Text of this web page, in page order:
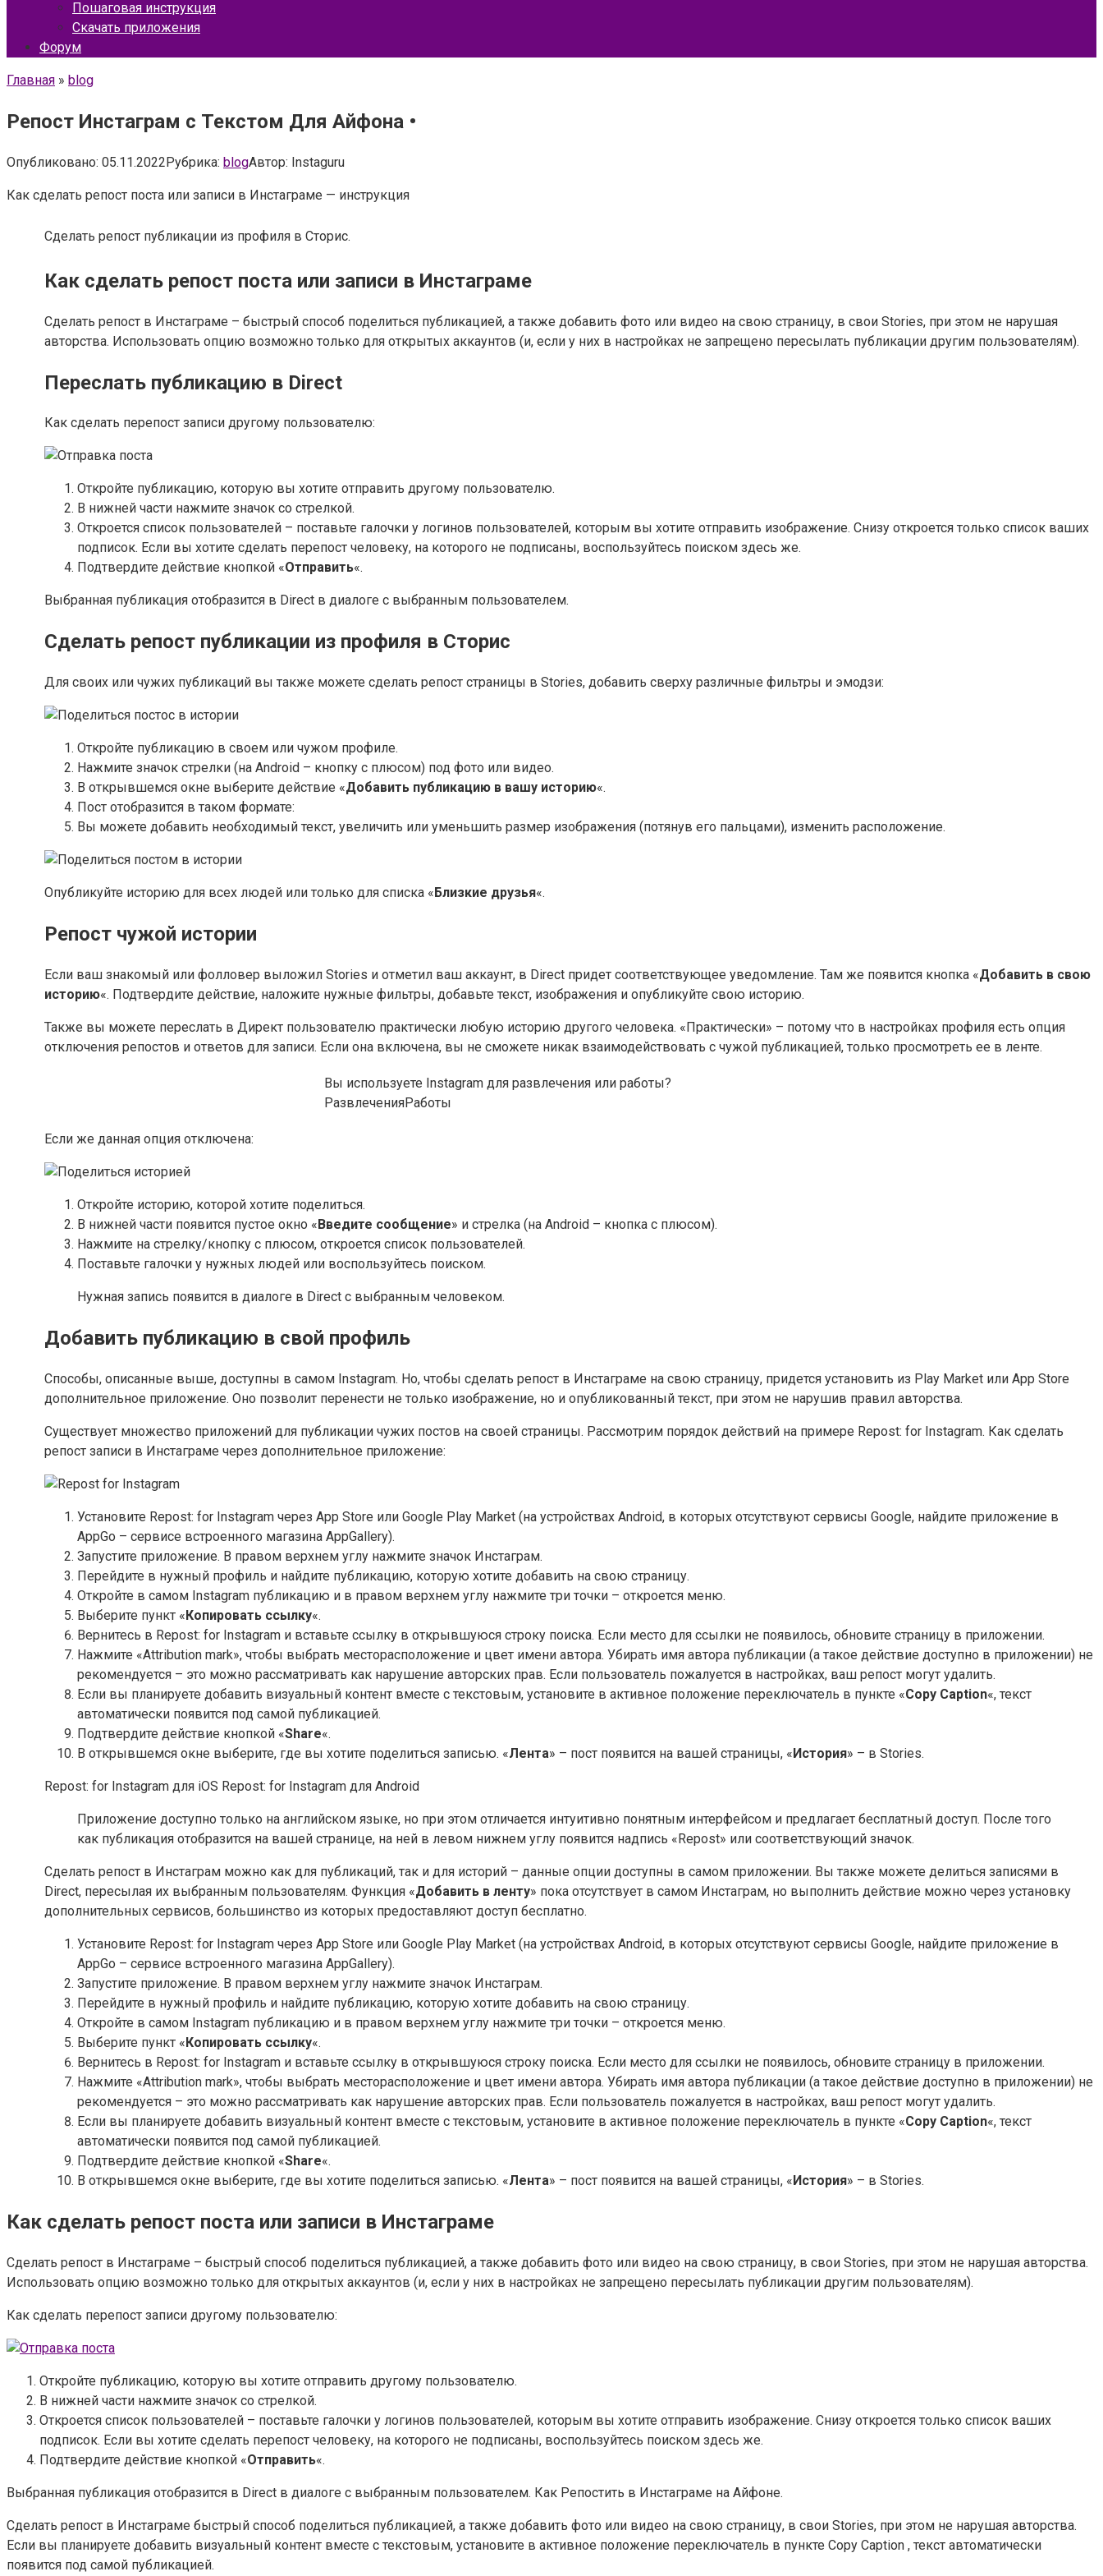
Пошаговая инструкция
Скачать приложения
Форум
Главная » blog
Репост Инстаграм с Текстом Для Айфона •
Опубликовано: 05.11.2022Рубрика: blogАвтор: Instaguru
Как сделать репост поста или записи в Инстаграме — инструкция
Сделать репост публикации из профиля в Сторис.
Как сделать репост поста или записи в Инстаграме
Сделать репост в Инстаграме – быстрый способ поделиться публикацией, а также добавить фото или видео на свою страницу, в свои Stories, при этом не нарушая
авторства. Использовать опцию возможно только для открытых аккаунтов (и, если у них в настройках не запрещено пересылать публикации другим пользователям).
Переслать публикацию в Direct
Как сделать перепост записи другому пользователю:
Откройте публикацию, которую вы хотите отправить другому пользователю.
В нижней части нажмите значок со стрелкой.
Откроется список пользователей – поставьте галочки у логинов пользователей, которым вы хотите отправить изображение. Снизу откроется только список ваших
подписок. Если вы хотите сделать перепост человеку, на которого не подписаны, воспользуйтесь поиском здесь же.
Подтвердите действие кнопкой «Отправить«.
Выбранная публикация отобразится в Direct в диалоге с выбранным пользователем.
Сделать репост публикации из профиля в Сторис
Для своих или чужих публикаций вы также можете сделать репост страницы в Stories, добавить сверху различные фильтры и эмодзи:
Откройте публикацию в своем или чужом профиле.
Нажмите значок стрелки (на Android – кнопку с плюсом) под фото или видео.
В открывшемся окне выберите действие «Добавить публикацию в вашу историю«.
Пост отобразится в таком формате:
Вы можете добавить необходимый текст, увеличить или уменьшить размер изображения (потянув его пальцами), изменить расположение.
Опубликуйте историю для всех людей или только для списка « Близкие друзья«.
Репост чужой истории
Если ваш знакомый или фолловер выложил Stories и отметил ваш аккаунт, в Direct придет соответствующее уведомление. Там же появится кнопка «Добавить в свою
историю«. Подтвердите действие, наложите нужные фильтры, добавьте текст, изображения и опубликуйте свою историю.
Также вы можете переслать в Директ пользователю практически любую историю другого человека. «Практически» – потому что в настройках профиля есть опция
отключения репостов и ответов для записи. Если она включена, вы не сможете никак взаимодействовать с чужой публикацией, только просмотреть ее в ленте.
Вы используете Instagram для развлечения или работы?
РазвлеченияРаботы
Если же данная опция отключена:
Откройте историю, которой хотите поделиться.
В нижней части появится пустое окно «Введите сообщение» и стрелка (на Android – кнопка с плюсом).
Нажмите на стрелку/кнопку с плюсом, откроется список пользователей.
Поставьте галочки у нужных людей или воспользуйтесь поиском.
Нужная запись появится в диалоге в Direct с выбранным человеком.
Добавить публикацию в свой профиль
Способы, описанные выше, доступны в самом Instagram. Но, чтобы сделать репост в Инстаграме на свою страницу, придется установить из Play Market или App Store
дополнительное приложение. Оно позволит перенести не только изображение, но и опубликованный текст, при этом не нарушив правил авторства.
Существует множество приложений для публикации чужих постов на своей страницы. Рассмотрим порядок действий на примере Repost: for Instagram. Как сделать
репост записи в Инстаграме через дополнительное приложение:
Установите Repost: for Instagram через App Store или Google Play Market (на устройствах Android, в которых отсутствуют сервисы Google, найдите приложение в
AppGo – сервисе встроенного магазина AppGallery).
Запустите приложение. В правом верхнем углу нажмите значок Инстаграм.
Перейдите в нужный профиль и найдите публикацию, которую хотите добавить на свою страницу.
Откройте в самом Instagram публикацию и в правом верхнем углу нажмите три точки – откроется меню.
Выберите пункт «Копировать ссылку«.
Вернитесь в Repost: for Instagram и вставьте ссылку в открывшуюся строку поиска. Если место для ссылки не появилось, обновите страницу в приложении.
Нажмите «Attribution mark», чтобы выбрать месторасположение и цвет имени автора. Убирать имя автора публикации (а такое действие доступно в приложении) не
рекомендуется – это можно рассматривать как нарушение авторских прав. Если пользователь пожалуется в настройках, ваш репост могут удалить.
Если вы планируете добавить визуальный контент вместе с текстовым, установите в активное положение переключатель в пункте «Copy Caption«, текст
автоматически появится под самой публикацией.
Подтвердите действие кнопкой «Share«.
В открывшемся окне выберите, где вы хотите поделиться записью. «Лента» – пост появится на вашей страницы, «История» – в Stories.
Repost: for Instagram для iOS Repost: for Instagram для Android
Приложение доступно только на английском языке, но при этом отличается интуитивно понятным интерфейсом и предлагает бесплатный доступ. После того
как публикация отобразится на вашей странице, на ней в левом нижнем углу появится надпись «Repost» или соответствующий значок.
Сделать репост в Инстаграм можно как для публикаций, так и для историй – данные опции доступны в самом приложении. Вы также можете делиться записями в
Direct, пересылая их выбранным пользователям. Функция «Добавить в ленту» пока отсутствует в самом Инстаграм, но выполнить действие можно через установку
дополнительных сервисов, большинство из которых предоставляют доступ бесплатно.
Установите Repost: for Instagram через App Store или Google Play Market (на устройствах Android, в которых отсутствуют сервисы Google, найдите приложение в
AppGo – сервисе встроенного магазина AppGallery).
Запустите приложение. В правом верхнем углу нажмите значок Инстаграм.
Перейдите в нужный профиль и найдите публикацию, которую хотите добавить на свою страницу.
Откройте в самом Instagram публикацию и в правом верхнем углу нажмите три точки – откроется меню.
Выберите пункт «Копировать ссылку«.
Вернитесь в Repost: for Instagram и вставьте ссылку в открывшуюся строку поиска. Если место для ссылки не появилось, обновите страницу в приложении.
Нажмите «Attribution mark», чтобы выбрать месторасположение и цвет имени автора. Убирать имя автора публикации (а такое действие доступно в приложении) не
рекомендуется – это можно рассматривать как нарушение авторских прав. Если пользователь пожалуется в настройках, ваш репост могут удалить.
Если вы планируете добавить визуальный контент вместе с текстовым, установите в активное положение переключатель в пункте «Copy Caption«, текст
автоматически появится под самой публикацией.
Подтвердите действие кнопкой «Share«.
В открывшемся окне выберите, где вы хотите поделиться записью. «Лента» – пост появится на вашей страницы, «История» – в Stories.
Как сделать репост поста или записи в Инстаграме
Сделать репост в Инстаграме – быстрый способ поделиться публикацией, а также добавить фото или видео на свою страницу, в свои Stories, при этом не нарушая авторства.
Использовать опцию возможно только для открытых аккаунтов (и, если у них в настройках не запрещено пересылать публикации другим пользователям).
Как сделать перепост записи другому пользователю:
Откройте публикацию, которую вы хотите отправить другому пользователю.
В нижней части нажмите значок со стрелкой.
Откроется список пользователей – поставьте галочки у логинов пользователей, которым вы хотите отправить изображение. Снизу откроется только список ваших
подписок. Если вы хотите сделать перепост человеку, на которого не подписаны, воспользуйтесь поиском здесь же.
Подтвердите действие кнопкой «Отправить«.
Выбранная публикация отобразится в Direct в диалоге с выбранным пользователем. Как Репостить в Инстаграме на Айфоне.
Сделать репост в Инстаграме быстрый способ поделиться публикацией, а также добавить фото или видео на свою страницу, в свои Stories, при этом не нарушая авторства.
Если вы планируете добавить визуальный контент вместе с текстовым, установите в активное положение переключатель в пункте Copy Caption , текст автоматически
появится под самой публикацией.